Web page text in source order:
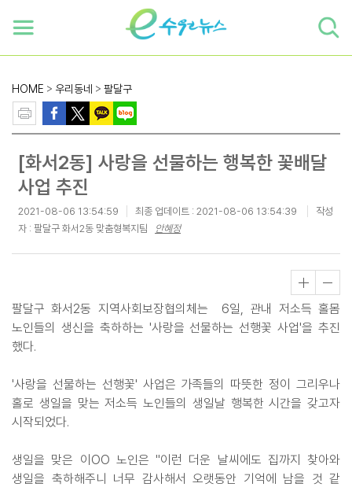
HOME > 우리동네 > 팔달구
[화서2동] 사랑을 선물하는 행복한 꽃배달
사업 추진
2021-08-06 13:54:59 최종 업데이트 : 2021-08-06 13:54:39
작성
자 : 팔달구 화서2동 맞춤형복지팀
안혜정
팔달구 화서2동 지역사회보장협의체는 6일, 관내 저소득 홀몸
노인들의 생신을 축하하는 '사랑을 선물하는 선행꽃 사업'을 추진
했다.
'사랑을 선물하는 선행꽃' 사업은 가족들의 따뜻한 정이 그리우나
홀로 생일을 맞는 저소득 노인들의 생일날 행복한 시간을 갖고자
시작되었다.
생일을 맞은 이OO 노인은 "이런 더운 날씨에도 집까지 찾아와
생일을 축하해주니 너무 감사해서 오랫동안 기억에 남을 것 같